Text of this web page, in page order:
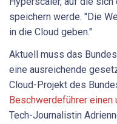
speichern werde. "Die
in die Cloud geben."
Aktuell muss das
eine ausreichende
Cloud-Projekt des
Beschwerdeführer
Tech-Journalistin